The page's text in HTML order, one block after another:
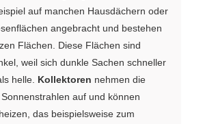
auf manchen Hausdächern oder
angebracht und bestehen
Flächen. Diese Flächen sind
weil sich dunkle Sachen schneller
helle. Kollektoren nehmen die
auf und können
das beispielsweise zum